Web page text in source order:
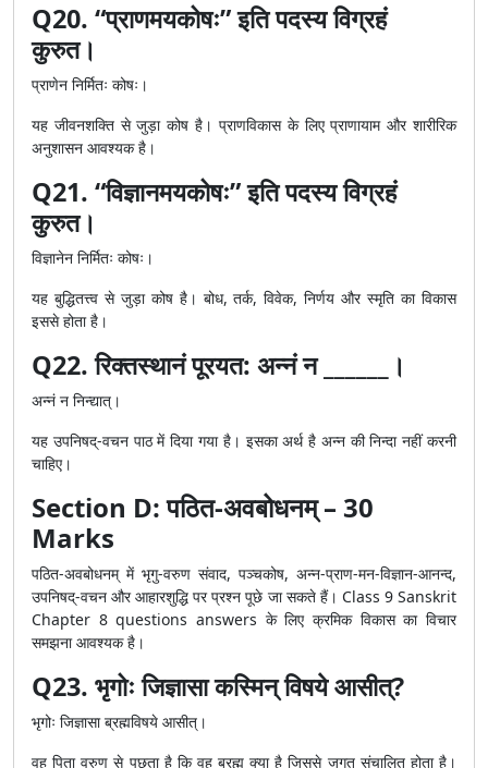
Q20. “प्राणमयकोषः” इति पदस्य विग्रहं
कुरुत।
प्राणेन निर्मितः कोषः।
यह जीवनशक्ति से जुड़ा कोष है। प्राणविकास के लिए प्राणायाम और शारीरिक
अनुशासन आवश्यक है।
Q21. “विज्ञानमयकोषः” इति पदस्य विग्रहं
कुरुत।
विज्ञानेन निर्मितः कोषः।
यह बुद्धितत्त्व से जुड़ा कोष है। बोध, तर्क, विवेक, निर्णय और स्मृति का विकास
इससे होता है।
Q22. रिक्तस्थानं पूरयत: अन्नं न ______।
अन्नं न निन्द्यात्।
यह उपनिषद्-वचन पाठ में दिया गया है। इसका अर्थ है अन्न की निन्दा नहीं करनी
चाहिए।
Section D: पठित-अवबोधनम् – 30
Marks
पठित-अवबोधनम् में भृगु-वरुण संवाद, पञ्चकोष, अन्न-प्राण-मन-विज्ञान-आनन्द,
उपनिषद्-वचन और आहारशुद्धि पर प्रश्न पूछे जा सकते हैं। Class 9 Sanskrit
Chapter 8 questions answers के लिए क्रमिक विकास का विचार
समझना आवश्यक है।
Q23. भृगोः जिज्ञासा कस्मिन् विषये आसीत्?
भृगोः जिज्ञासा ब्रह्मविषये आसीत्।
वह पिता वरुण से पूछता है कि वह ब्रह्म क्या है जिससे जगत् संचालित होता है।